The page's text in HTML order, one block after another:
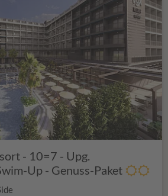
- 10=7 - Upg.
Up - Genuss-Paket